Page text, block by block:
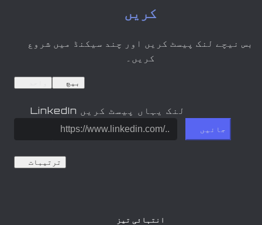
کریں
بس نیچے لنک پیسٹ کریں اور چند سیکنڈ میں شروع
کریں۔
بیچ
LinkedIn لنک یہاں پیسٹ کریں
جائیں
ترتیبات
انتہائی تیز